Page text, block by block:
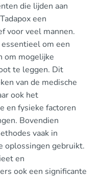
die lijden aan
een
voor veel mannen.
om een
om mogelijke
te leggen. Dit
van de medische
ook het
en fysieke factoren
Bovendien
vaak in
oplossingen gebruikt.
en
ook een significante